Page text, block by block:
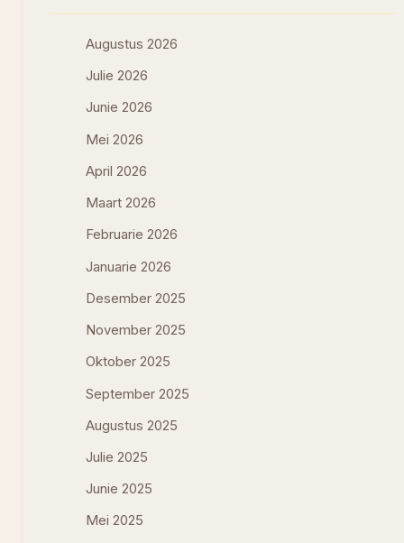
Augustus 2026
Julie 2026
Junie 2026
Mei 2026
April 2026
Maart 2026
Februarie 2026
Januarie 2026
Desember 2025
November 2025
Oktober 2025
September 2025
Augustus 2025
Julie 2025
Junie 2025
Mei 2025